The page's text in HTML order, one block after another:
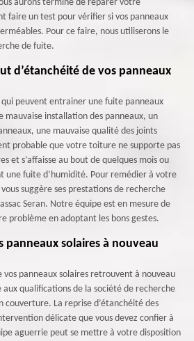
aurons terminé de réparer votre
faire un test pour vérifier si vos panneaux
Pour ce faire, nous utiliserons le
de fuite.
d’étanchéité de vos panneaux
peuvent entrainer une fuite panneaux
mauvaise installation des panneaux, un
une mauvaise qualité des joints
probable que votre toiture ne supporte pas
et s’affaisse au bout de quelques mois ou
une fuite d’humidité. Pour remédier à votre
suggère ses prestations de recherche
Seran. Notre équipe est en mesure de
problème en adoptant les bons gestes.
panneaux solaires à nouveau
vos panneaux solaires retrouvent à nouveau
qualifications de la société de recherche
couverture. La reprise d’étanchéité des
délicate que vous devez confier à
aguerrie peut se mettre à votre disposition